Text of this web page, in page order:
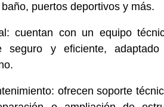
puertos deportivos y más.
cuentan con un equipo
seguro y eficiente,
ofrecen soporte